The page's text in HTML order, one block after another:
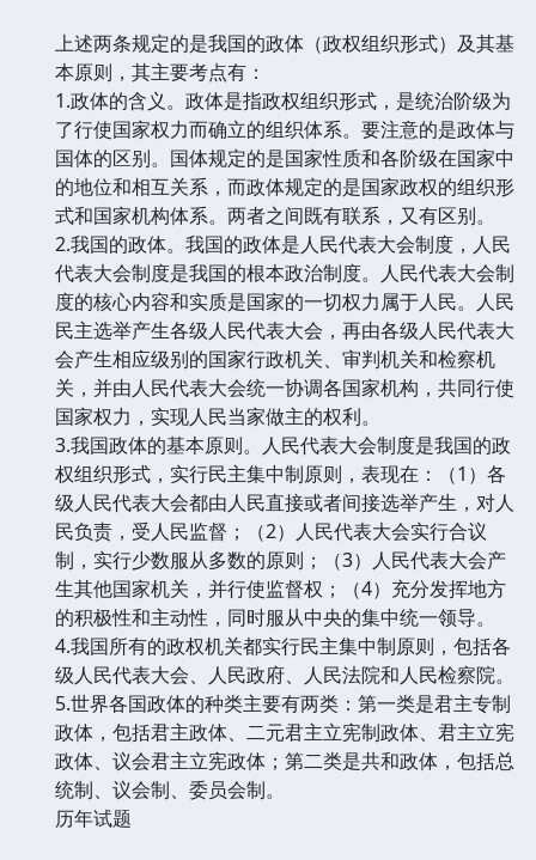
上述两条规定的是我国的政体（政权组织形式）及其基
本原则，其主要考点有：
1.政体的含义。政体是指政权组织形式，是统治阶级为
了行使国家权力而确立的组织体系。要注意的是政体与
国体的区别。国体规定的是国家性质和各阶级在国家中
的地位和相互关系，而政体规定的是国家政权的组织形
式和国家机构体系。两者之间既有联系，又有区别。
2.我国的政体。我国的政体是人民代表大会制度，人民
代表大会制度是我国的根本政治制度。人民代表大会制
度的核心内容和实质是国家的一切权力属于人民。人民
民主选举产生各级人民代表大会，再由各级人民代表大
会产生相应级别的国家行政机关、审判机关和检察机
关，并由人民代表大会统一协调各国家机构，共同行使
国家权力，实现人民当家做主的权利。
3.我国政体的基本原则。人民代表大会制度是我国的政
权组织形式，实行民主集中制原则，表现在：（1）各
级人民代表大会都由人民直接或者间接选举产生，对人
民负责，受人民监督；（2）人民代表大会实行合议
制，实行少数服从多数的原则；（3）人民代表大会产
生其他国家机关，并行使监督权；（4）充分发挥地方
的积极性和主动性，同时服从中央的集中统一领导。
4.我国所有的政权机关都实行民主集中制原则，包括各
级人民代表大会、人民政府、人民法院和人民检察院。
5.世界各国政体的种类主要有两类：第一类是君主专制
政体，包括君主政体、二元君主立宪制政体、君主立宪
政体、议会君主立宪政体；第二类是共和政体，包括总
统制、议会制、委员会制。
历年试题